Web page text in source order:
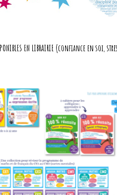
EN LIBRAIRIE (confiance en soi,